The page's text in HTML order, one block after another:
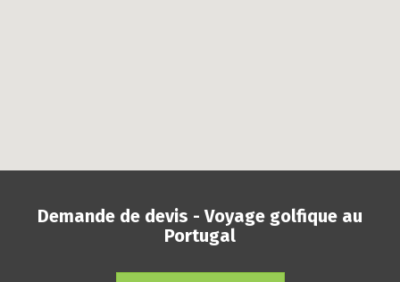
Demande de devis - Voyage golfique au
Portugal